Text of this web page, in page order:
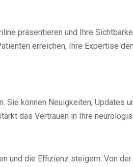
präsentieren und Ihre
erreichen, Ihre Expertise
können Neuigkeiten, Updates
das Vertrauen in Ihre
und die Effizienz steigern. Von